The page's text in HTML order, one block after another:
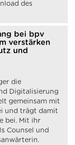
des
bei bpv
verstärken
und
die
Digitalisierung
gemeinsam mit
und trägt damit
bei. Mit ihr
Counsel und